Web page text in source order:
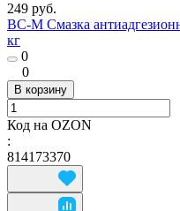
249 руб.
ВС-М Смазка
кг
0
0
В корзину
Код на OZON
:
814173370